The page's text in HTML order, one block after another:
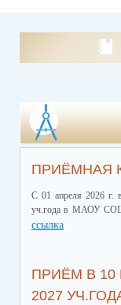
ПРИЁМНАЯ
С 01 апреля 2026 г.
уч.года в МАОУ СОШ
ссылка
ПРИЁМ В
2027